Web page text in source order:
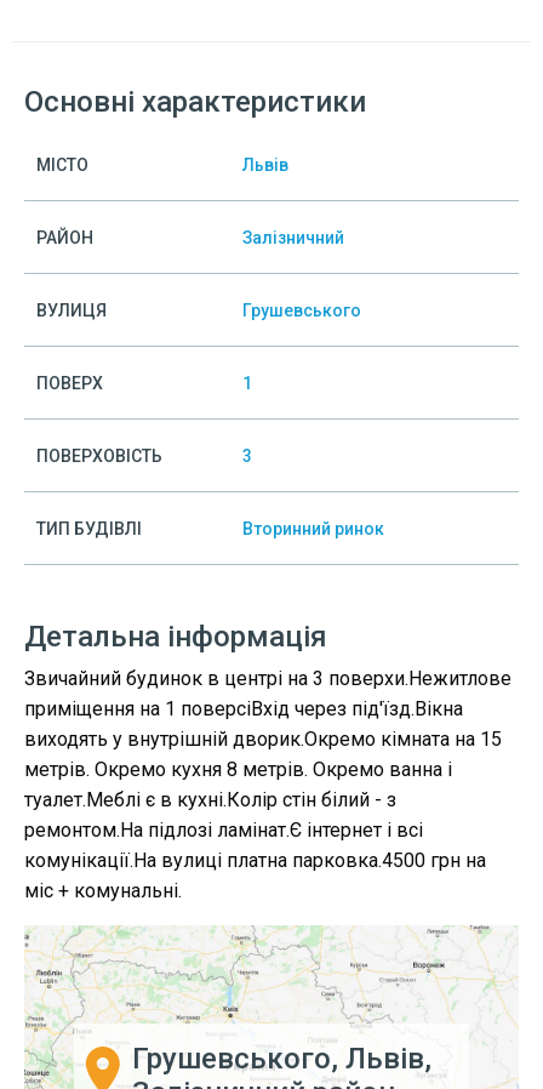
Основні характеристики
МІСТО Львів
РАЙОН Залізничний
ВУЛИЦЯ Грушевського
ПОВЕРХ 1
ПОВЕРХОВІСТЬ 3
ТИП БУДІВЛІ Вторинний ринок
Детальна інформація
Звичайний будинок в центрі на 3 поверхи.Нежитлове
приміщення на 1 поверсіВхід через під'їзд.Вікна
виходять у внутрішній дворик.Окремо кімната на 15
метрів. Окремо кухня 8 метрів. Окремо ванна і
туалет.Меблі є в кухні.Колір стін білий - з
ремонтом.На підлозі ламінат.Є інтернет і всі
комунікації.На вулиці платна парковка.4500 грн на
міс + комунальні.
Грушевського, Львів,